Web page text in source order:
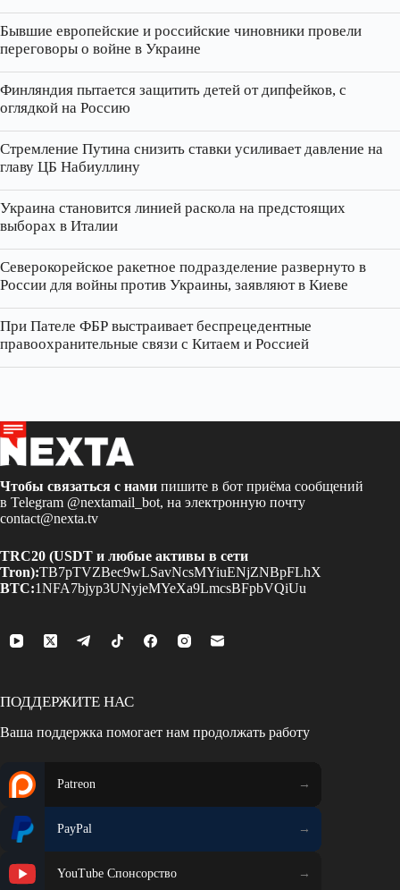
Бывшие европейские и российские чиновники провели
переговоры о войне в Украине
Финляндия пытается защитить детей от дипфейков, с
оглядкой на Россию
Стремление Путина снизить ставки усиливает давление на
главу ЦБ Набиуллину
Украина становится линией раскола на предстоящих
выборах в Италии
Северокорейское ракетное подразделение развернуто в
России для войны против Украины, заявляют в Киеве
При Пателе ФБР выстраивает беспрецедентные
правоохранительные связи с Китаем и Россией
Чтобы связаться с нами пишите в бот приёма сообщений
в Telegram @nextamail_bot, на электронную почту
contact@nexta.tv
TRC20 (USDT и любые активы в сети
Tron):TB7pTVZBec9wLSavNcsMYiuENjZNBpFLhX
BTC:1NFA7bjyp3UNyjeMYeXa9LmcsBFpbVQiUu
ПОДДЕРЖИТЕ НАС
Ваша поддержка помогает нам продолжать работу
Patreon
PayPal
YouTube Спонсорство